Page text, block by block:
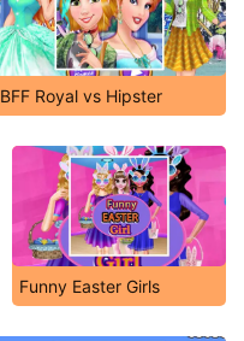
BFF Royal vs Hipster
Funny Easter Girls